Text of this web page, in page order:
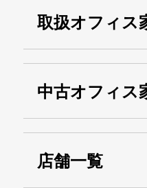
取扱オフィス
中古オフィス
店舗一覧